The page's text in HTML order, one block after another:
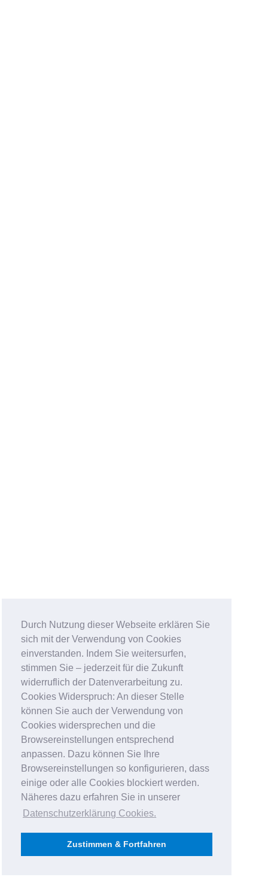
Durch Nutzung dieser Webseite erklären Sie
sich mit der Verwendung von Cookies
einverstanden. Indem Sie weitersurfen,
stimmen Sie – jederzeit für die Zukunft
widerruflich der Datenverarbeitung zu.
Cookies Widerspruch: An dieser Stelle
können Sie auch der Verwendung von
Cookies widersprechen und die
Browsereinstellungen entsprechend
anpassen. Dazu können Sie Ihre
Browsereinstellungen so konfigurieren, dass
einige oder alle Cookies blockiert werden.
Näheres dazu erfahren Sie in unserer
Datenschutzerklärung Cookies.
Zustimmen & Fortfahren